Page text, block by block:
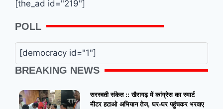
[the_ad id="219"]
POLL
[democracy id="1"]
BREAKING NEWS
सरस्वती संकेत :: खैरागढ़ में कांग्रेस का स्मार्ट
मीटर हटाओ अभियान तेज, घर-घर पहुंचकर भरवाए